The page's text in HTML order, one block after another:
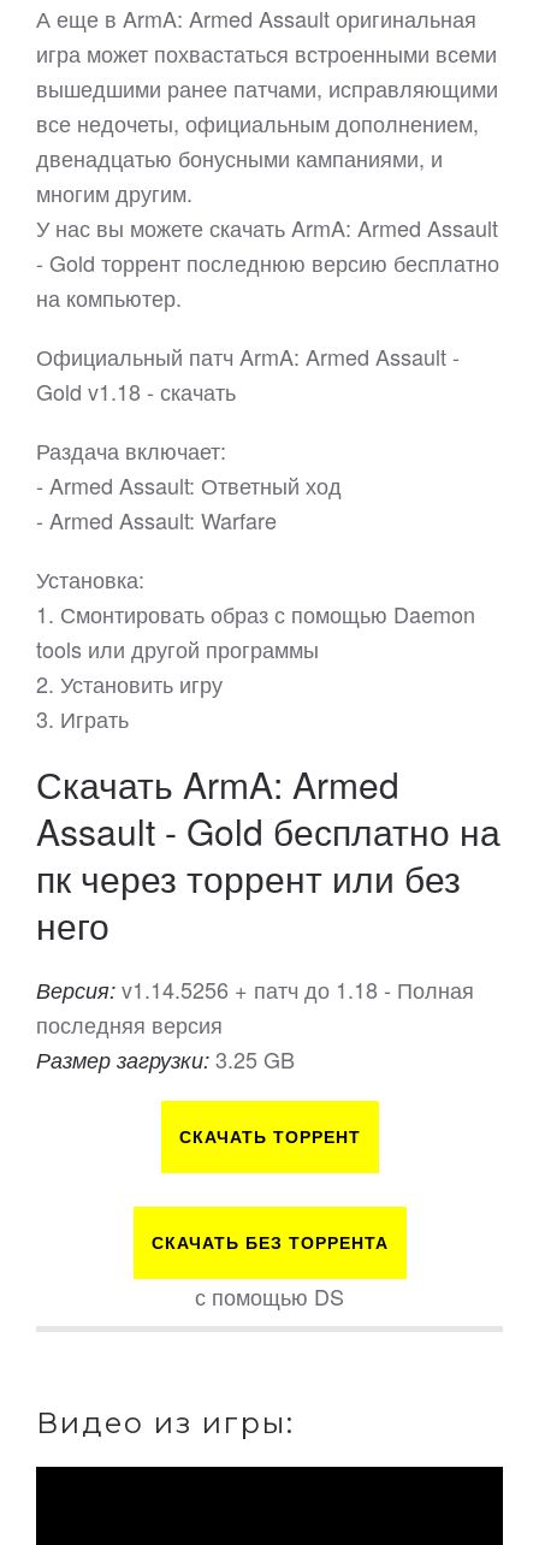
А еще в ArmA: Armed Assault оригинальная
игра может похвастаться встроенными всеми
вышедшими ранее патчами, исправляющими
все недочеты, официальным дополнением,
двенадцатью бонусными кампаниями, и
многим другим.
У нас вы можете скачать ArmA: Armed Assault
- Gold торрент последнюю версию бесплатно
на компьютер.
Официальный патч ArmA: Armed Assault -
Gold v1.18 - скачать
Раздача включает:
- Armed Assault: Ответный ход
- Armed Assault: Warfare​
Установка:
1. Смонтировать образ с помощью Daemon
tools или другой программы
2. Установить игру
3. Играть
Скачать ArmA: Armed
Assault - Gold бесплатно на
пк через торрент или без
него
Версия: v1.14.5256 + патч до 1.18 - Полная
последняя версия
Размер загрузки: 3.25 GB
СКАЧАТЬ ТОРРЕНТ
СКАЧАТЬ БЕЗ ТОРРЕНТА
с помощью DS
Видео из игры: